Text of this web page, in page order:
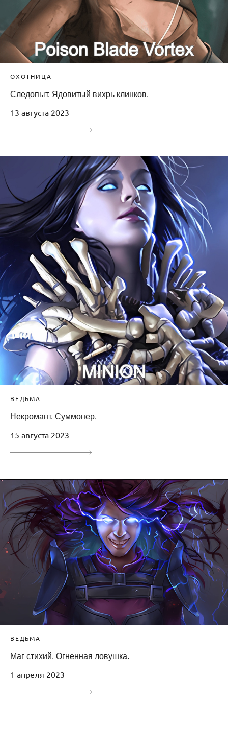
ОХОТНИЦА
Следопыт. Ядовитый вихрь клинков.
13 августа 2023
ВЕДЬМА
Некромант. Суммонер.
15 августа 2023
ВЕДЬМА
Маг стихий. Огненная ловушка.
1 апреля 2023